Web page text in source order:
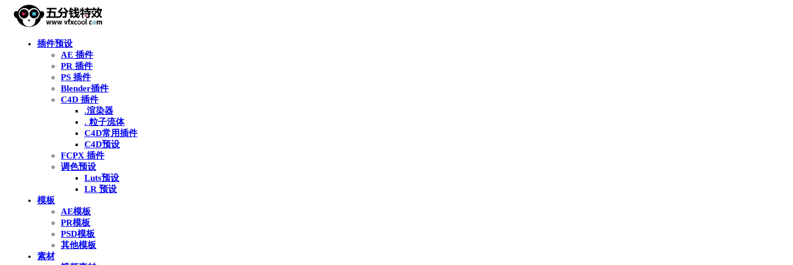
插件预设
AE 插件
PR 插件
PS 插件
Blender插件
C4D 插件
.渲染器
. 粒子流体
C4D常用插件
C4D预设
FCPX 插件
调色预设
Luts预设
LR 预设
模板
AE模板
PR模板
PSD模板
其他模板
素材